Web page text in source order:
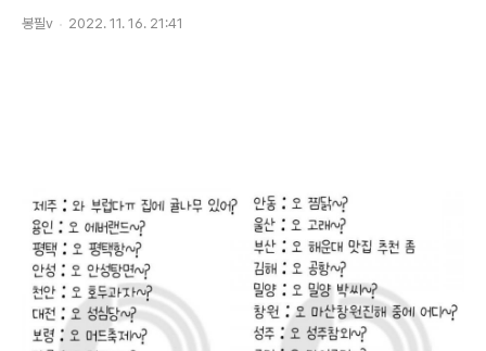
봉필v 2022. 11. 16. 21:41